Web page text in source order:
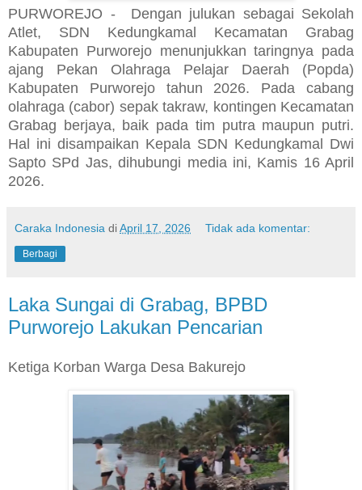
PURWOREJO - Dengan julukan sebagai Sekolah
Atlet, SDN Kedungkamal Kecamatan Grabag
Kabupaten Purworejo menunjukkan taringnya pada
ajang Pekan Olahraga Pelajar Daerah (Popda)
Kabupaten Purworejo tahun 2026. Pada cabang
olahraga (cabor) sepak takraw, kontingen Kecamatan
Grabag berjaya, baik pada tim putra maupun putri.
Hal ini disampaikan Kepala SDN Kedungkamal Dwi
Sapto SPd Jas, dihubungi media ini, Kamis 16 April
2026.
Caraka Indonesia diApril 17, 2026 Tidak ada komentar:
Berbagi
Laka Sungai di Grabag, BPBD
Purworejo Lakukan Pencarian
Ketiga Korban Warga Desa Bakurejo